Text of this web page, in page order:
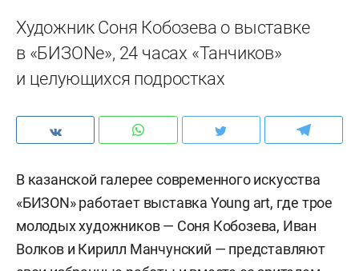
Художник Соня Кобозева о выставке
в «БИЗОNе», 24 часах «Танчиков»
и целующихся подростках
В казанской галерее современного искусства
«БИЗON» работает выставка Young art, где трое
молодых художников — Соня Кобозева, Иван
Волков и Кирилл Манчунский — представляют